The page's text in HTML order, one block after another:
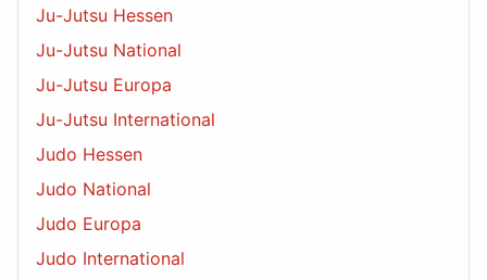
Ju-Jutsu Hessen
Ju-Jutsu National
Ju-Jutsu Europa
Ju-Jutsu International
Judo Hessen
Judo National
Judo Europa
Judo International